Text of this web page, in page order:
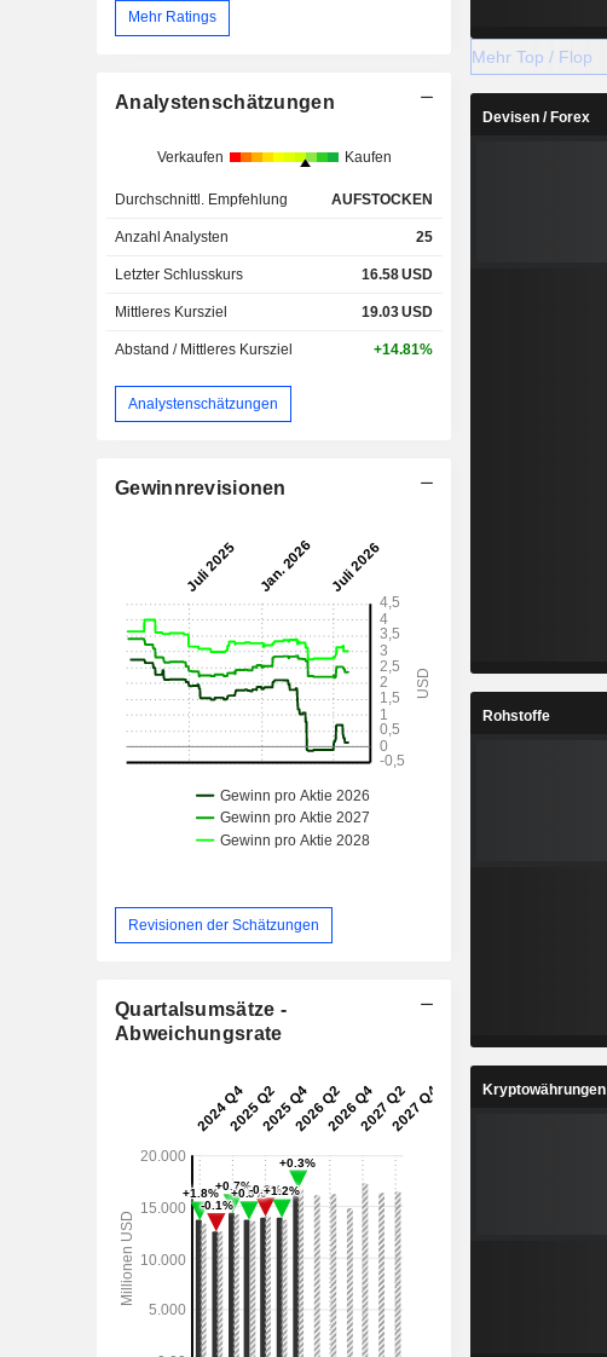
Mehr Ratings
Analystenschätzungen
Verkaufen Kaufen
Durchschnittl. Empfehlung AUFSTOCKEN
Anzahl Analysten 25
Letzter Schlusskurs 16.58USD
Mittleres Kursziel 19.03USD
Abstand / Mittleres Kursziel +14.81%
Analystenschätzungen
Gewinnrevisionen
Revisionen der Schätzungen
Quartalsumsätze -
Abweichungsrate
Mehr Top / Flop
Devisen / Forex
Rohstoffe
Kryptowährungen